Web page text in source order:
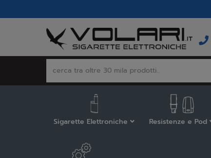
Sigarette Elettroniche Resistenze e Pod